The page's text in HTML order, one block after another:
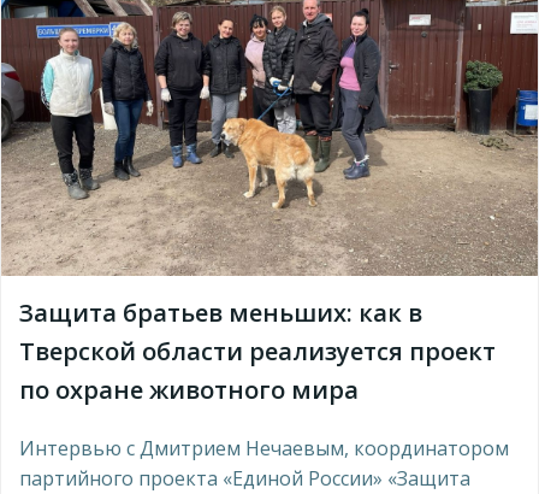
Защита братьев меньших: как в
Тверской области реализуется проект
по охране животного мира
Интервью с Дмитрием Нечаевым, координатором
партийного проекта «Единой России» «Защита